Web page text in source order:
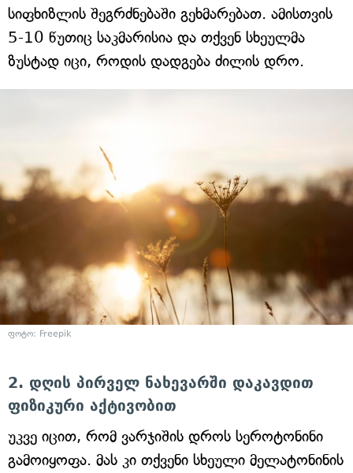
სიფხიზლის შეგრძნებაში გეხმარებათ. ამისთვის
5-10 წუთიც საკმარისია და თქვენ სხეულმა
ზუსტად იცი, როდის დადგება ძილის დრო.
ფოტო: Freepik
2. დღის პირველ ნახევარში დაკავდით
ფიზიკური აქტივობით
უკვე იცით, რომ ვარჯიშის დროს სეროტონინი
გამოიყოფა. მას კი თქვენი სხეული მელატონინის